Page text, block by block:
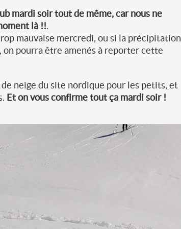
mardi soir tout de même, car nous ne
là !!.
mauvaise mercredi, ou si la précipitation
pourra être amenés à reporter cette
neige du site nordique pour les petits, et
Et on vous confirme tout ça mardi soir !